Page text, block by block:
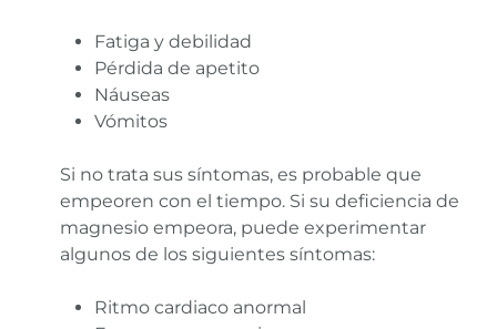
Fatiga y debilidad
Pérdida de apetito
Náuseas
Vómitos
Si no trata sus síntomas, es probable que
empeoren con el tiempo. Si su deficiencia de
magnesio empeora, puede experimentar
algunos de los siguientes síntomas:
Ritmo cardiaco anormal